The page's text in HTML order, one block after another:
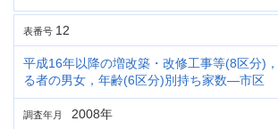
表番号 12
平成16年以降の増改築・改修工事等(8区分)
る者の男女，年齢(6区分)別持ち家数―市区
調査年月 2008年